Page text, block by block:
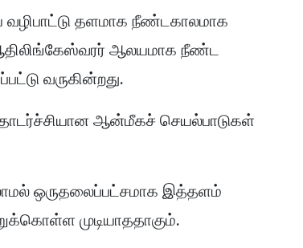
வழிபாட்டு தளமாக நீண்டகாலமாக
ஆதிலிங்கேஸ்வரர் ஆலயமாக நீண்ட
வருகின்றது.
ஆன்மீகச் செயல்பாடுகள்
ஒருதலைப்பட்சமாக இத்தளம்
முடியாததாகும்.